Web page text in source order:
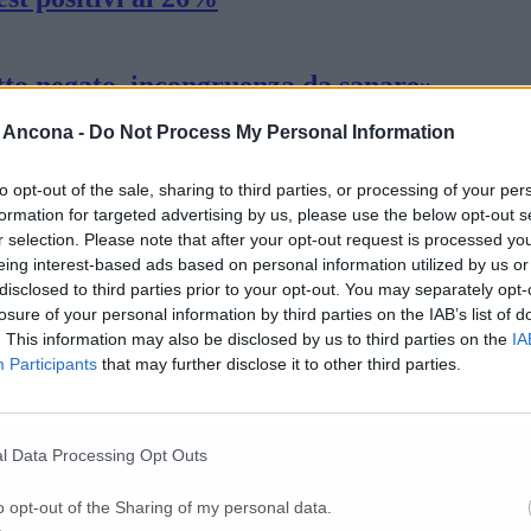
- Do Not Process My Personal Information
opt-out of the sale, sharing to third parties, or processing of your
for targeted advertising by us, please use the below opt-out
selection. Please note that after your opt-out request is processed
interest-based ads based on personal information utilized by us
to third parties prior to your opt-out. You may separately
of your personal information by third parties on the IAB’s list of
This information may also be disclosed by us to third parties on the
Participants that may further disclose it to other third parties.
Data Processing Opt Outs
opt-out of the Sharing of my personal data.
negato, incongruenza da sanare»
il servizio mensa per la scuola primaria e
vittime nell’Anconetano
17 milioni a micro e piccole imprese Le